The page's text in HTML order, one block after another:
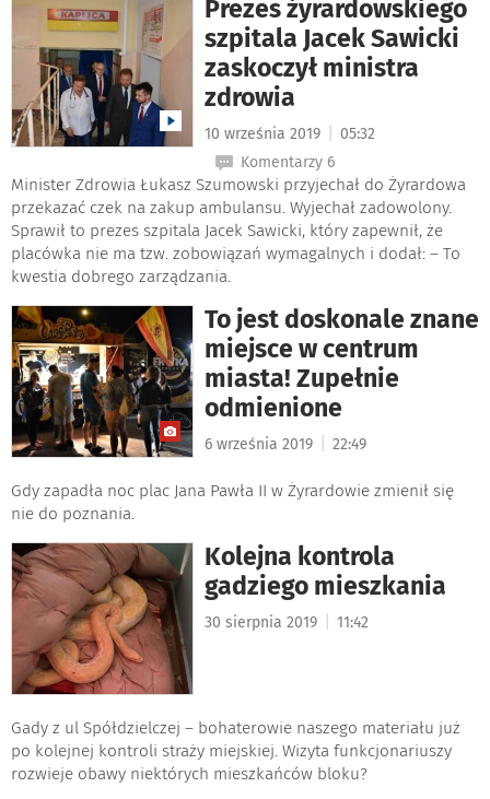
Prezes żyrardowskiego
szpitala Jacek Sawicki
zaskoczył ministra
zdrowia
10 września 2019
05:32
Komentarzy 6
Minister Zdrowia Łukasz Szumowski przyjechał do Żyrardowa
przekazać czek na zakup ambulansu. Wyjechał zadowolony.
Sprawił to prezes szpitala Jacek Sawicki, który zapewnił, że
placówka nie ma tzw. zobowiązań wymagalnych i dodał: – To
kwestia dobrego zarządzania.
To jest doskonale znane
miejsce w centrum
miasta! Zupełnie
odmienione
6 września 2019 22:49
Gdy zapadła noc plac Jana Pawła II w Żyrardowie zmienił się
nie do poznania.
Kolejna kontrola
gadziego mieszkania
30 sierpnia 2019 11:42
Gady z ul Spółdzielczej – bohaterowie naszego materiału już
po kolejnej kontroli straży miejskiej. Wizyta funkcjonariuszy
rozwieje obawy niektórych mieszkańców bloku?